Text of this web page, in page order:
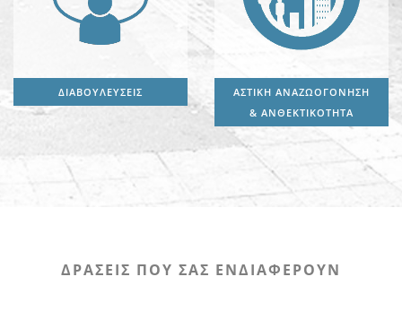
ΔΙΑΒΟΥΛΕΥΣΕΙΣ
ΑΣΤΙΚΗ ΑΝΑΖΩΟΓΟΝΗΣΗ
& ΑΝΘΕΚΤΙΚΟΤΗΤΑ
ΔΡΑΣΕΙΣ ΠΟΥ ΣΑΣ ΕΝΔΙΑΦΕΡΟΥΝ